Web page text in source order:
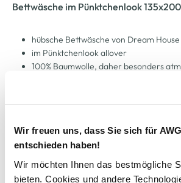
Wir freuen uns, dass Sie sich für
entschieden haben!
Wir möchten Ihnen das bestmögliche
bieten. Cookies und andere
Bettwäsche im Pünktchenlook
hübsche Bettwäsche von Dream House
im Pünktchenlook allover
100% Baumwolle, daher besonders
AWG Artikelnummer